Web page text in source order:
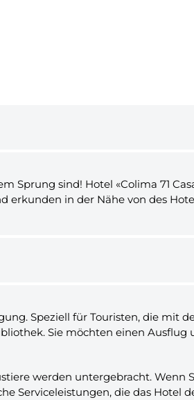
Sprung sind! Hotel «Colima 71
in der Nähe von des
Speziell für Touristen, die mit
Sie möchten einen
werden untergebracht.
Serviceleistungen, die das Hotel